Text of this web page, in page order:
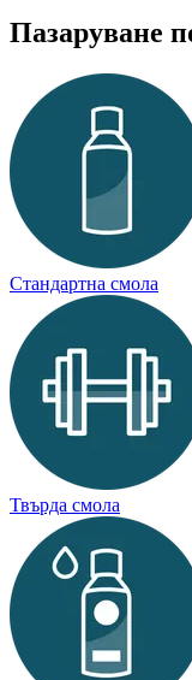
Пазаруване
Стандартна смола
Твърда смола